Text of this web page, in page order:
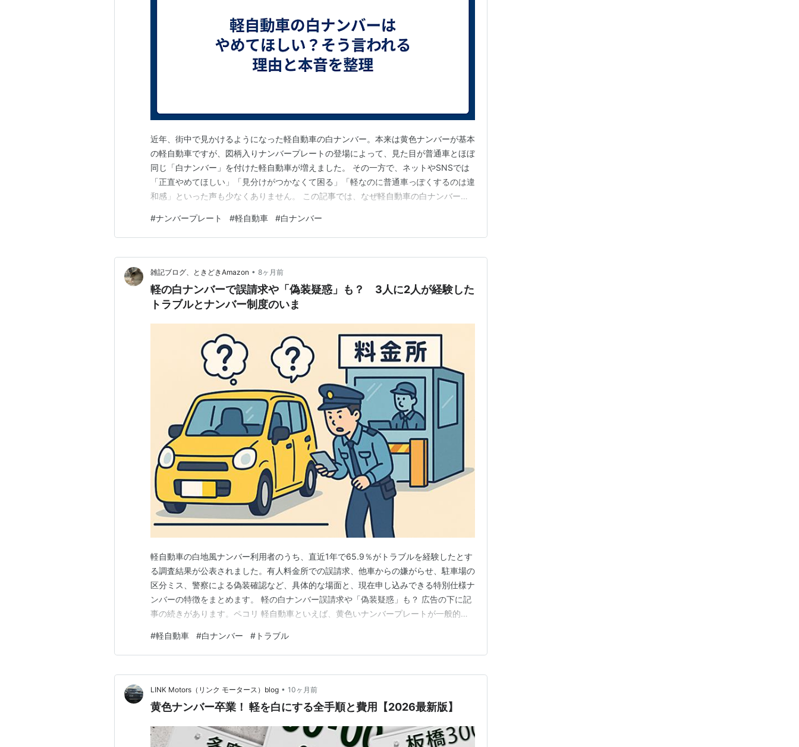
近年、街中で見かけるようになった軽自動車の白ナンバー。本来は黄色ナンバーが基本
の軽自動車ですが、図柄入りナンバープレートの登場によって、見た目が普通車とほぼ
同じ「白ナンバー」を付けた軽自動車が増えました。 その一方で、ネットやSNSでは
「正直やめてほしい」「見分けがつかなくて困る」「軽なのに普通車っぽくするのは違
和感」といった声も少なくありません。 この記事では、なぜ軽自動車の白ナンバーが
かりやすく解説します。 なぜ「軽自動車の白ナンバーはやめてほしい」と言われるの
か 普通車と見分けがつかず混乱する もっとも多い意見…
#ナンバープレート #軽自動車 #白ナンバー
雑記ブログ、ときどきAmazon • 8ヶ月前
軽の白ナンバーで誤請求や「偽装疑惑」も？ 3人に2人が経験した
トラブルとナンバー制度のいま
軽自動車の白地風ナンバー利用者のうち、直近1年で65.9％がトラブルを経験したとす
る調査結果が公表されました。有人料金所での誤請求、他車からの嫌がらせ、駐車場の
区分ミス、警察による偽装確認など、具体的な場面と、現在申し込みできる特別仕様ナ
ンバーの特徴をまとめます。 軽の白ナンバー誤請求や「偽装疑惑」も？ 広告の下に記
事の続きがあります。ペコリ 軽自動車といえば、黄色いナンバープレートが一般的で
ク競技大会をきっかけに、白地風の特別仕様ナンバーを選ぶ軽自動車も増えました。
2025年11月28日、ナイルが「軽自動車…
#軽自動車 #白ナンバー # トラブル
LINK Motors（リンク モータース）blog • 10ヶ月前
黄色ナンバー卒業！ 軽を白にする全手順と費用【2026最新版】